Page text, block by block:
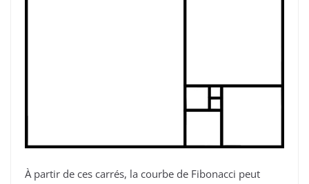
À partir de ces carrés, la courbe de Fibonacci peut